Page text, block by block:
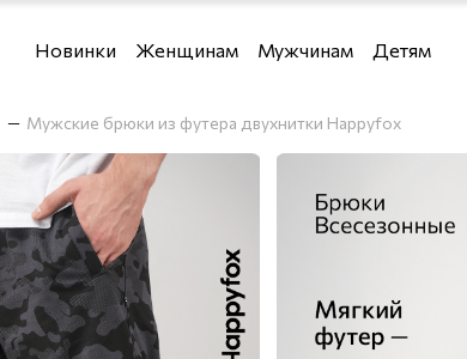
Новинки Женщинам
Футболки и топы
Костюмы
Брюки
Блузки и рубашки
Верхняя одежда
Джемперы, водолазки и кардиганы
Мужчинам
Футболки
Рубашки
Шорты
Брюки
Джемперы, водолазки и кардиганы
Лонгсливы
Детям
Девочкам
Мальчикам
Мужские брюки из футера двухнитки Happyfox